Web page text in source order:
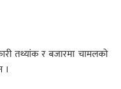
तथ्यांक र बजारमा चामलको
।